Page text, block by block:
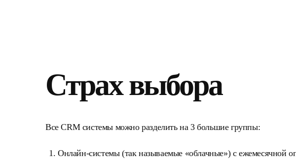
Страх выбора
Все CRM системы можно разделить на 3 большие группы:
Онлайн-системы (так называемые «облачные») с ежемесячной